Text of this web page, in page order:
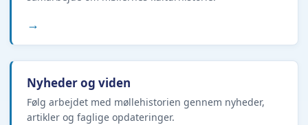
→
Nyheder og viden
Følg arbejdet med møllehistorien gennem nyheder,
artikler og faglige opdateringer.